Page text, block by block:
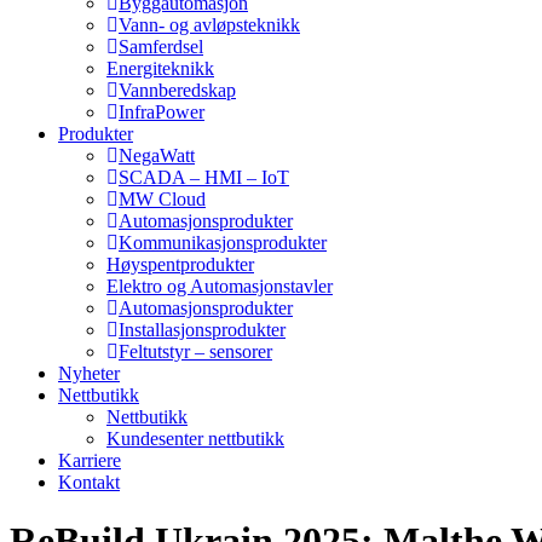
Vann- og avløpsteknikk
Samferdsel
Energiteknikk
Vannberedskap
InfraPower
Produkter
NegaWatt
SCADA – HMI – IoT
MW Cloud
Automasjonsprodukter
Kommunikasjonsprodukter
Høyspentprodukter
Elektro og Automasjonstavler
Automasjonsprodukter
Installasjonsprodukter
Feltutstyr – sensorer
Nyheter
Nettbutikk
Nettbutikk
Kundesenter nettbutikk
Karriere
Kontakt